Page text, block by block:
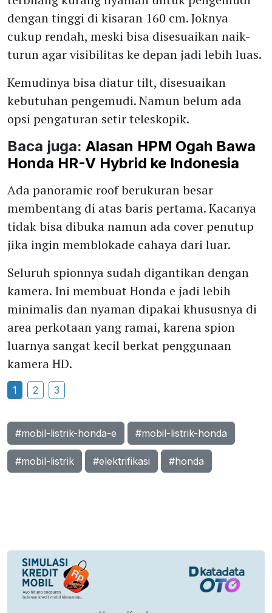
dengan tinggi di kisaran 160 cm. Joknya
cukup rendah, meski bisa disesuaikan naik-
turun agar visibilitas ke depan jadi lebih luas.
Kemudinya bisa diatur tilt, disesuaikan
kebutuhan pengemudi. Namun belum ada
opsi pengaturan setir teleskopik.
Baca juga: Alasan HPM Ogah Bawa
Honda HR-V Hybrid ke Indonesia
Ada panoramic roof berukuran besar
membentang di atas baris pertama. Kacanya
tidak bisa dibuka namun ada cover penutup
jika ingin memblokade cahaya dari luar.
Seluruh spionnya sudah digantikan dengan
kamera. Ini membuat Honda e jadi lebih
minimalis dan nyaman dipakai khususnya di
area perkotaan yang ramai, karena spion
luarnya sangat kecil berkat penggunaan
kamera HD.
1 2 3
#mobil-listrik-honda-e #mobil-listrik-honda
#mobil-listrik #elektrifikasi #honda